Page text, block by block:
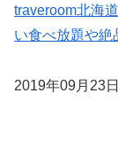
traveroom北海道
い食べ放題や絶
2019年09月23